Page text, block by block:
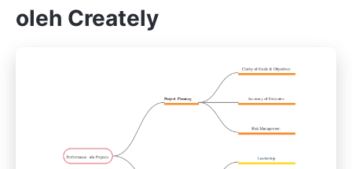
oleh Creately